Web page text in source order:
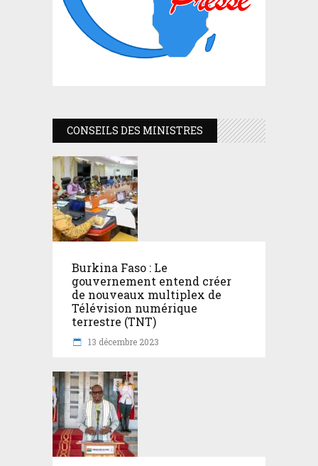
CONSEILS DES MINISTRES
Burkina Faso : Le
gouvernement entend créer
de nouveaux multiplex de
Télévision numérique
terrestre (TNT)
13 décembre 2023